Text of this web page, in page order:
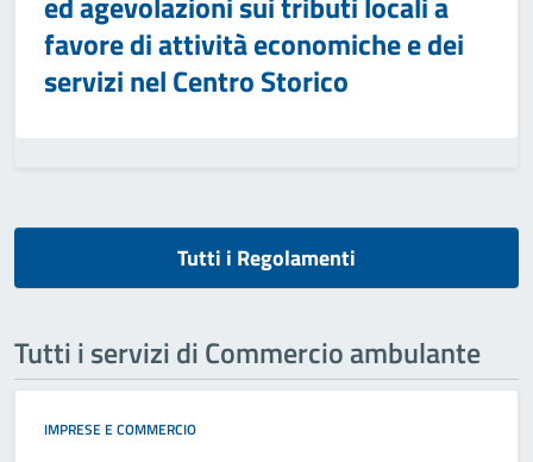
favore di attività economiche e dei
servizi nel Centro Storico
Tutti i Regolamenti
Tutti i servizi di Commercio ambulante
IMPRESE E COMMERCIO